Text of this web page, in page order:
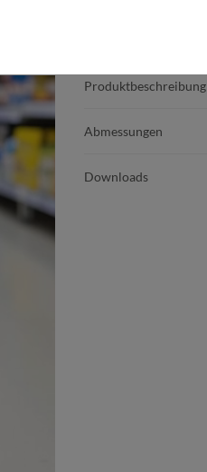
Produktbeschreibung
Abmessungen
Downloads